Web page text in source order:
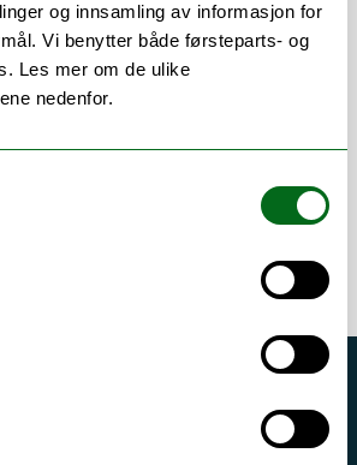
og innsamling av informasjon for
Vi benytter både førsteparts- og
Les mer om de ulike
nedenfor.
og undervisning
Her finner du meg